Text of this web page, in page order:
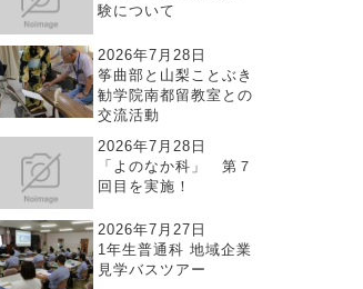
験について
2026年7月28日
筝曲部と山梨ことぶき
勧学院南都留教室との
交流活動
2026年7月28日
「よのなか科」 第７
回目を実施！
2026年7月27日
1年生普通科 地域企業
見学バスツアー